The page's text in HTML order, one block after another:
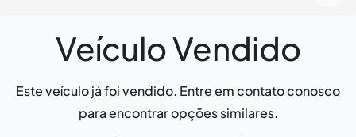
Veículo Vendido
Este veículo já foi vendido. Entre em contato conosco
para encontrar opções similares.